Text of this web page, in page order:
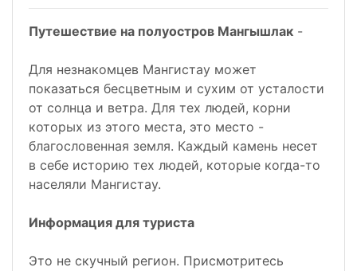
Путешествие на полуостров Мангышлак -
Для незнакомцев Мангистау может
показаться бесцветным и сухим от усталости
от солнца и ветра. Для тех людей, корни
которых из этого места, это место -
благословенная земля. Каждый камень несет
в себе историю тех людей, которые когда-то
населяли Мангистау.
Информация для туриста
Это не скучный регион. Присмотритесь